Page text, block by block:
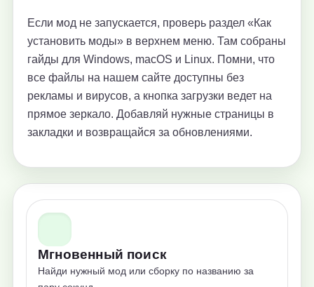
Если мод не запускается, проверь раздел «Как
установить моды» в верхнем меню. Там собраны
гайды для Windows, macOS и Linux. Помни, что
все файлы на нашем сайте доступны без
рекламы и вирусов, а кнопка загрузки ведет на
прямое зеркало. Добавляй нужные страницы в
закладки и возвращайся за обновлениями.
Мгновенный поиск
Найди нужный мод или сборку по названию за